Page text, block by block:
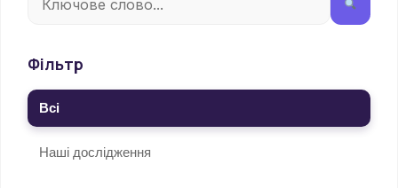
Фільтр
Всі
Наші дослідження